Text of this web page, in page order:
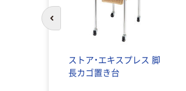
ストア・エキスプレス 脚
長カゴ置き台